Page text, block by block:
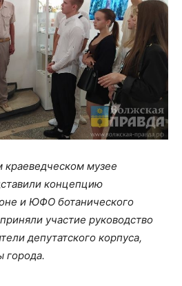
краеведческом музее
концепцию
и ЮФО ботанического
участие руководство
депутатского корпуса,
города.